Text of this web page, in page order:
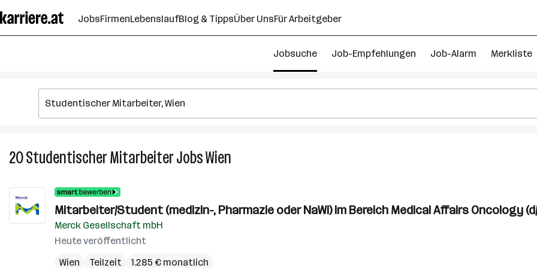
Seiteninhalt
springen
JobsFirmenLebenslaufBlog & TippsÜber UnsFür Arbeitgeber
Jobsuche Job-Empfehlungen Job-Alarm Merkliste
20Studentischer MitarbeiterJobsWien
in
Mitarbeiter/Student (medizin-, Pharmazie oder NaWi) im Bereich Medical Affairs Oncology
Merck Gesellschaft mbH
Heute veröffentlicht
Wien
Teilzeit 1.285 € monatlich